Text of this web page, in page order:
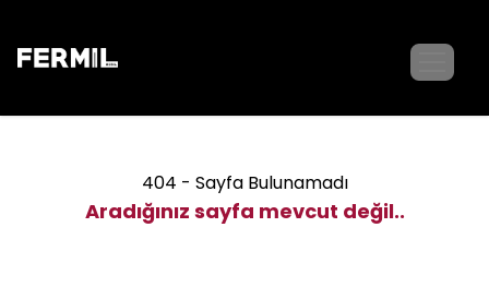
404 - Sayfa Bulunamadı
Aradığınız sayfa mevcut değil..